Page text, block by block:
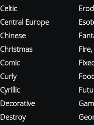
Celtic
Central Europe
Chinese
Christmas
Comic
Curly
Cyrillic
Decorative
Destroy